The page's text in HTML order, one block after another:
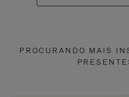
PROCURANDO MAIS